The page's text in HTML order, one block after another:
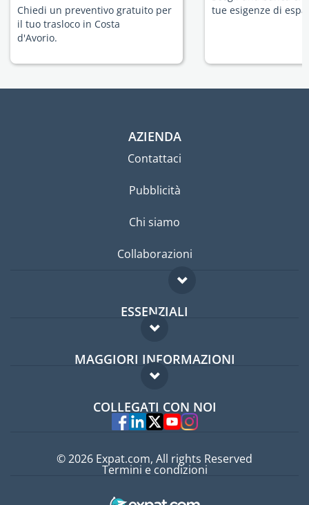
Chiedi un preventivo gratuito per
il tuo trasloco in Costa
d'Avorio.
tue esigenze di
AZIENDA
Contattaci
Pubblicità
Chi siamo
Collaborazioni
ESSENZIALI
Forum per expat
Guida per expat
MAGGIORI INFORMAZIONI
Domande frequenti
Esperti
COLLEGATI CON NOI
© 2026 Expat.com, All rights Reserved
Termini e condizioni